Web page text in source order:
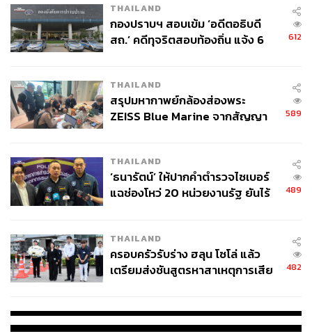
THAILAND
กองปราบฯ สอบเข้ม ‘อดีตอธิบดี
สถ.’ คดีทุจริตสอบท้องถิ่น แจ้ง 6
612
THAILAND
สรุปมหากาพย์กล้องส่องพระ
ZEISS Blue Marine จากสัญญา
จ่ายหนี้-แอบระบุแบรนด์
589
THAILAND
‘ธนารัตน์’ ให้ปากคำตำรวจไซเบอร์
แฉช่องโหว่ 20 หน่วยงานรัฐ ยันไร้
489
THAILAND
ครอบครัวรับร่าง ฮลุน โซโล่ แล้ว
เตรียมส่งชันสูตรหาสาเหตุการเสีย
482